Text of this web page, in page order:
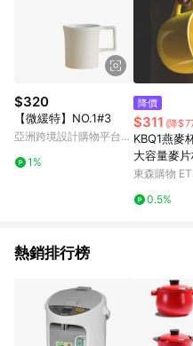
ETMall站內之折扣優惠(包含但不
券等)，不具點數回饋資格。詳細
顯示為準。 7. LINE購物設有「單
殊活動時開放「回饋無上限」)，
計算，並依訂單成立時間當下
8. LINE購物為購物資訊整合性平
如顯示之商品規格、顏色、價位、
頁不符，以銷售網頁標示為準。
日期+180天以內至LINE購物客服
行申訴，恕無法贈點回饋。 10.
用，或不適用於無回饋商品。各點
請依點數紅包頁面規則為準。
$320
【微緩特】NO.1#3
亞洲跨境設計購物平台
1%
降價
$311 (降
KBQ1燕麥
大容量麥
爐加熱馬克
東森購物
0.5%
熱銷排行榜